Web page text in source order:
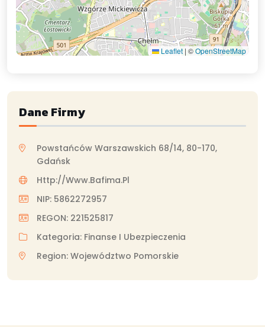
Leaflet | ©OpenStreetMap
Dane Firmy
Powstańców Warszawskich 68/14, 80-170,
Gdańsk
Http://www.bafima.pl
NIP: 5862272957
REGON: 221525817
Kategoria: Finanse I Ubezpieczenia
Region: Województwo Pomorskie